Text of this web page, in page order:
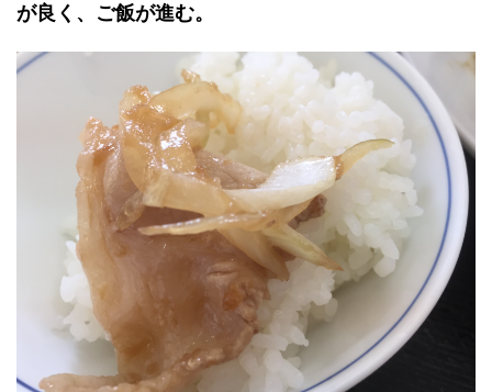
が良く、ご飯が進む。